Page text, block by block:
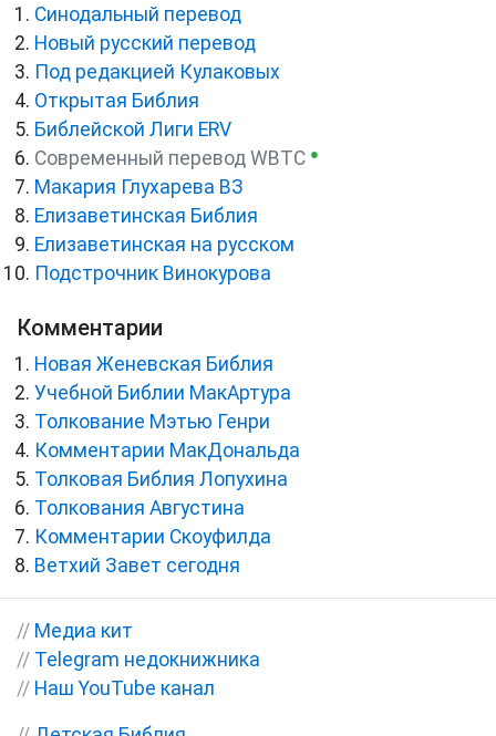
Синодальный перевод
Новый русский перевод
Под редакцией Кулаковых
Открытая Библия
Библейской Лиги ERV
Cовременный перевод WBTC ●
Макария Глухарева ВЗ
Елизаветинская Библия
Елизаветинская на русском
Подстрочник Винокурова
Комментарии
Новая Женевская Библия
Учебной Библии МакАртура
Толкование Мэтью Генри
Комментарии МакДональда
Толковая Библия Лопухина
Толкования Августина
Комментарии Скоуфилда
Ветхий Завет сегодня
// Медиа кит
// Telegram недокнижника
// Наш YouTube канал